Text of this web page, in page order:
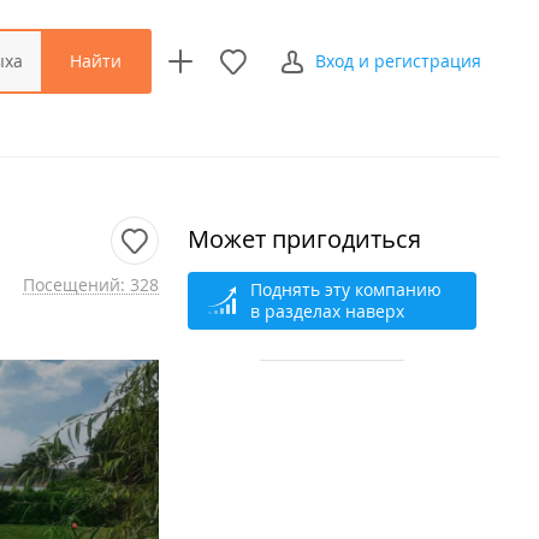
Найти Вход и регистрация
Посещений: 328
Может пригодиться
Поднять эту компанию
в разделах наверх